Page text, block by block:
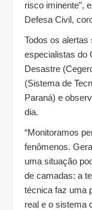
risco iminente”,
Defesa Civil,
Todos os alertas
especialistas do
Desastre
(Sistema de
Paraná) e
dia.
“Monitoramos
fenômenos.
uma situação
de camadas: a
técnica faz uma
real e o sistema